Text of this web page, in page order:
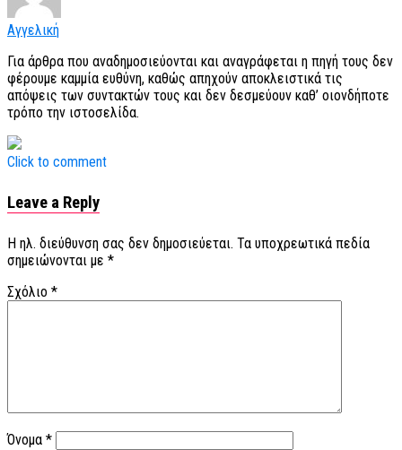
Αγγελική
Για άρθρα που αναδημοσιεύονται και αναγράφεται η πηγή τους δεν
φέρουμε καμμία ευθύνη, καθώς απηχούν αποκλειστικά τις
απόψεις των συντακτών τους και δεν δεσμεύουν καθ’ οιονδήποτε
τρόπο την ιστοσελίδα.
Click to comment
Leave a Reply
Η ηλ. διεύθυνση σας δεν δημοσιεύεται. Τα υποχρεωτικά πεδία
σημειώνονται με *
Σχόλιο *
Όνομα *